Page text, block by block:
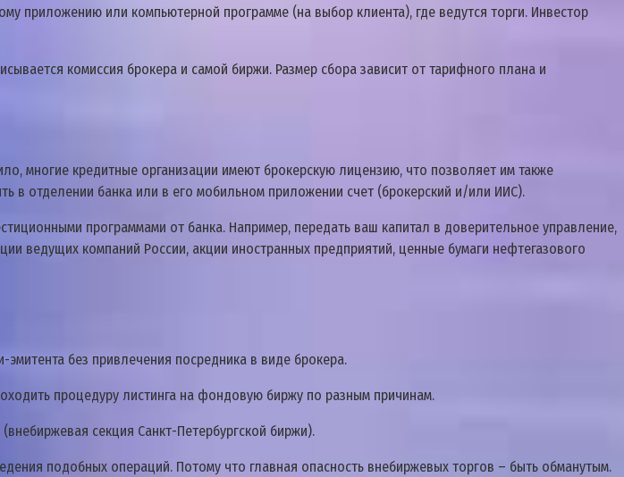
приложению или компьютерной программе (на выбор клиента), где ведутся торги. Инвестор
комиссия брокера и самой биржи. Размер сбора зависит от тарифного плана и
многие кредитные организации имеют брокерскую лицензию, что позволяет им также
в отделении банка или в его мобильном приложении счет (брокерский и/или ИИС).
программами от банка. Например, передать ваш капитал в доверительное управление,
ведущих компаний России, акции иностранных предприятий, ценные бумаги нефтегазового
без привлечения посредника в виде брокера.
процедуру листинга на фондовую биржу по разным причинам.
секция Санкт-Петербургской биржи).
подобных операций. Потому что главная опасность внебиржевых торгов – быть обманутым.